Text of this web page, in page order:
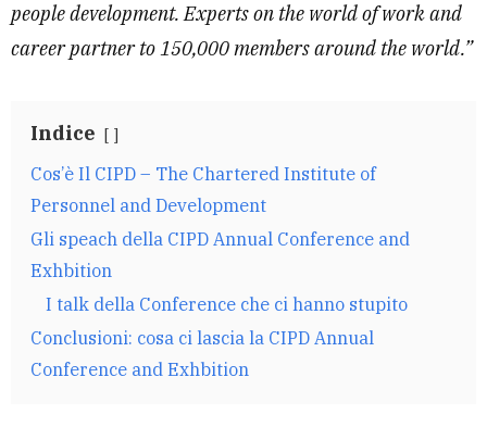
people development. Experts on the world of work and
career partner to 150,000 members around the world.”
Indice
Cos’è Il CIPD – The Chartered Institute of
Personnel and Development
Gli speach della CIPD Annual Conference and
Exhbition
I talk della Conference che ci hanno stupito
Conclusioni: cosa ci lascia la CIPD Annual
Conference and Exhbition